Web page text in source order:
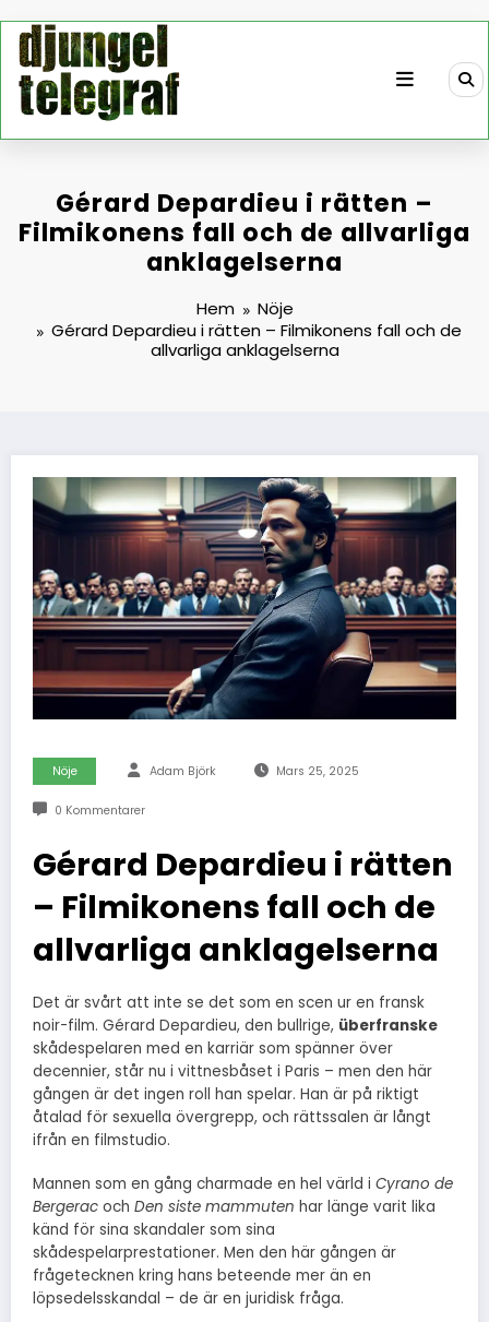
innehåll
Gérard Depardieu i rätten –
Filmikonens fall och de allvarliga
anklagelserna
Hem
Nöje
Gérard Depardieu i rätten – Filmikonens fall och de
allvarliga anklagelserna
Nöje Adam Björk Mars 25, 2025
0 Kommentarer
Gérard Depardieu i rätten
– Filmikonens fall och de
allvarliga anklagelserna
Det är svårt att inte se det som en scen ur en fransk
noir-film. Gérard Depardieu, den bullrige, überfranske
skådespelaren med en karriär som spänner över
decennier, står nu i vittnesbåset i Paris – men den här
gången är det ingen roll han spelar. Han är på riktigt
åtalad för sexuella övergrepp, och rättssalen är långt
ifrån en filmstudio.
Mannen som en gång charmade en hel värld i Cyrano de
Bergerac och Den siste mammuten har länge varit lika
känd för sina skandaler som sina
skådespelarprestationer. Men den här gången är
frågetecknen kring hans beteende mer än en
löpsedelsskandal – de är en juridisk fråga.